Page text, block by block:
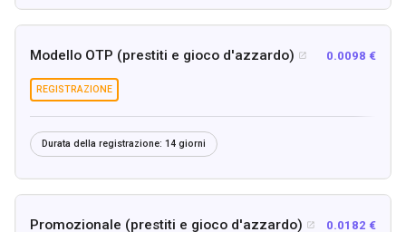
Modello OTP (prestiti e gioco d'azzardo)  0.0098 €
REGISTRAZIONE
Durata della registrazione: 14 giorni
Promozionale (prestiti e gioco d'azzardo)  0.0182 €